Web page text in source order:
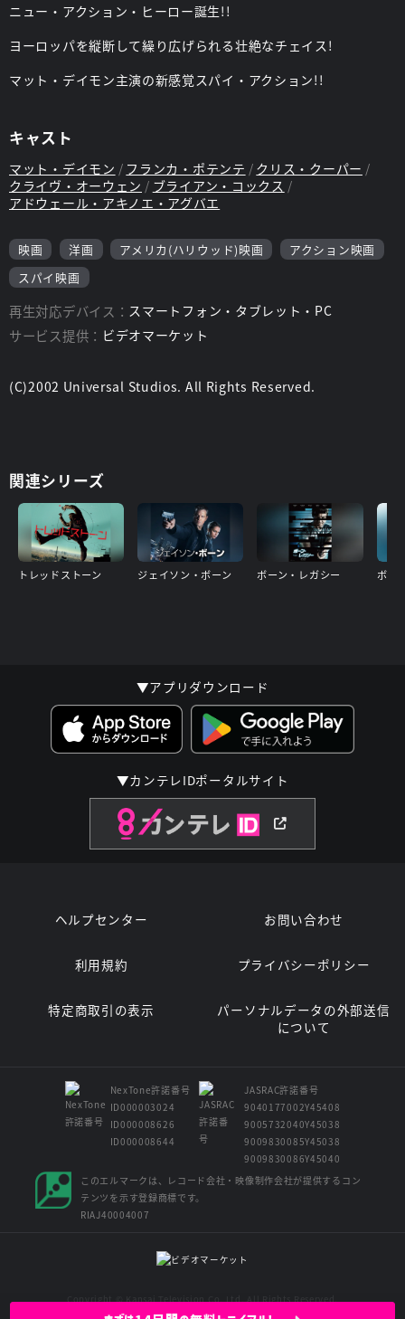
ニュー・アクション・ヒーロー誕生!!
ヨーロッパを縦断して繰り広げられる壮絶なチェイス!
マット・デイモン主演の新感覚スパイ・アクション!!
キャスト
マット・デイモン フランカ・ポテンテ
クリス・クーパー
クライヴ・オーウェン
ブライアン・コックス
アドウェール・アキノエ・アグバエ
映画 洋画 アメリカ(ハリウッド)映画
アクション映画
スパイ映画
再生対応デバイス： スマートフォン・タブレット・PC
サービス提供： ビデオマーケット
(C)2002 Universal Studios. All Rights Reserved.
関連シリーズ
トレッドストーン ジェイソン・ボーン ボーン・レガシー
▼アプリダウンロード
▼カンテレIDポータルサイト
ヘルプセンター お問い合わせ
利用規約 プライバシーポリシー
特定商取引の表示
パーソナルデータの外部送信
について
NexTone許諾番号
ID000003024
ID000008626
ID000008644
JASRAC許諾番号
9040177002Y45408
9005732040Y45038
9009830085Y45038
9009830086Y45040
このエルマークは、レコード会社・映像制作会社が提供するコン
テンツを示す登録商標です。
RIAJ40004007
Copyright © Kansai Television Co. Ltd. All Rights Reserved.